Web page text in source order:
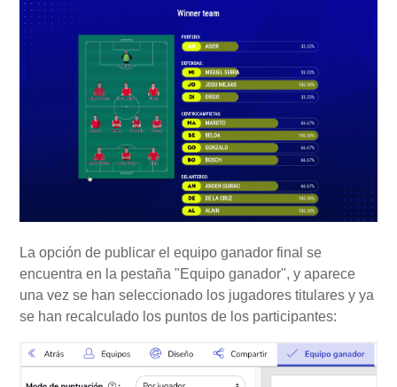
La opción de publicar el equipo ganador final se
encuentra en la pestaña "Equipo ganador", y aparece
una vez se han seleccionado los jugadores titulares y ya
se han recalculado los puntos de los participantes: